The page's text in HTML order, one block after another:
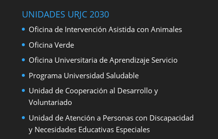
UNIDADES URJC 2030
Oficina de Intervención Asistida con Animales
Oficina Verde
Oficina Universitaria de Aprendizaje Servicio
Programa Universidad Saludable
Unidad de Cooperación al Desarrollo y
Voluntariado
Unidad de Atención a Personas con Discapacidad
y Necesidades Educativas Especiales